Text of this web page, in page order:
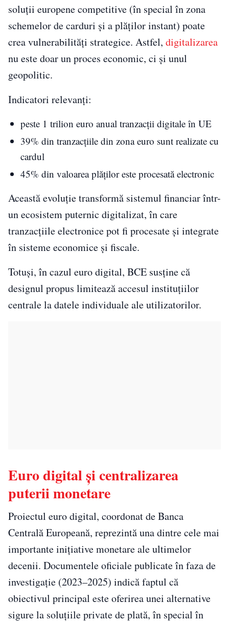
soluții europene competitive (în special în zona
schemelor de carduri și a plăților instant) poate
crea vulnerabilități strategice. Astfel, digitalizarea
nu este doar un proces economic, ci și unul
geopolitic.
Indicatori relevanți:
peste 1 trilion euro anual tranzacții digitale în UE
39% din tranzacțiile din zona euro sunt realizate cu
cardul
45% din valoarea plăților este procesată electronic
Această evoluție transformă sistemul financiar într-
un ecosistem puternic digitalizat, în care
tranzacțiile electronice pot fi procesate și integrate
în sisteme economice și fiscale.
Totuși, în cazul euro digital, BCE susține că
designul propus limitează accesul instituțiilor
centrale la datele individuale ale utilizatorilor.
Euro digital și centralizarea
puterii monetare
Proiectul euro digital, coordonat de Banca
Centrală Europeană, reprezintă una dintre cele mai
importante inițiative monetare ale ultimelor
decenii. Documentele oficiale publicate în faza de
investigație (2023–2025) indică faptul că
obiectivul principal este oferirea unei alternative
sigure la soluțiile private de plată, în special în